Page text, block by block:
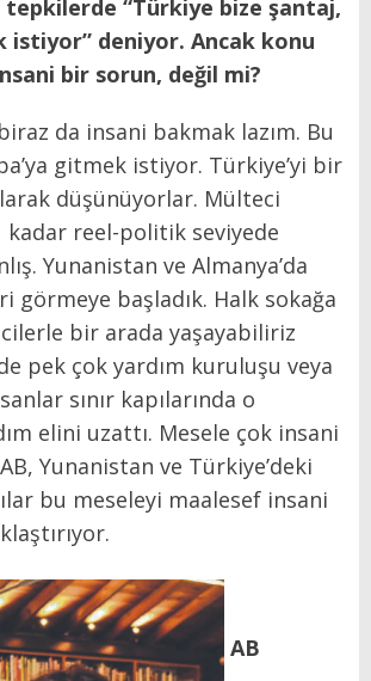
tepkilerde “Türkiye bize şantaj,
istiyor” deniyor. Ancak konu
bir sorun, değil mi?
da insani bakmak lazım. Bu
gitmek istiyor. Türkiye’yi bir
düşünüyorlar. Mülteci
kadar reel-politik seviyede
Yunanistan ve Almanya’da
görmeye başladık. Halk sokağa
bir arada yaşayabiliriz
pek çok yardım kuruluşu veya
sınır kapılarında o
elini uzattı. Mesele çok insani
Yunanistan ve Türkiye’deki
bu meseleyi maalesef insani
AB